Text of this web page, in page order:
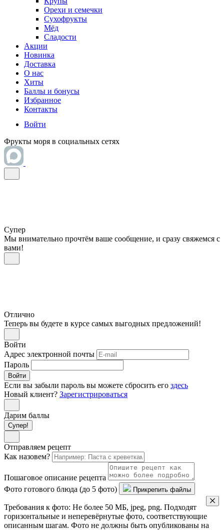
Орехи и семечки
Сухофрукты
Мёд
Сладости
Акции
Новинка
Доставка
О нас
Хиты
Баллы и бонусы
Избранное
Контакты
Войти
Фрукты моря в социальных сетях
Супер
Мы внимательно прочтём ваше сообщение, и сразу свяжемся с
вами!
Отлично
Теперь вы будете в курсе самых выгодных предложений!
Войти
Адрес электронной почты
Пароль
Войти
Если вы забыли пароль вы можете сбросить его здесь
Новый клиент? Зарегистрироваться
Дарим баллы
Супер!
Отправляем рецепт
Как назовем?
Пошаговое описание рецепта
Фото готового блюда (до 5 фото)
Прикрепить файлы
Требования к фото: Не более 50 МБ, jpeg, png. Подходят
горизонтальные и неперевёрнутые фото, соответствующие
описанным шагам. Фото не должны быть опубликованы на